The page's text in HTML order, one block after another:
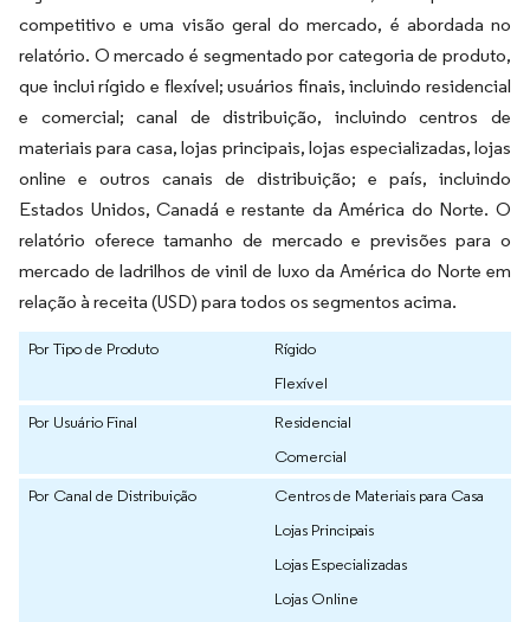
competitivo e uma visão geral do mercado, é abordada no
relatório. O mercado é segmentado por categoria de produto,
que inclui rígido e flexível; usuários finais, incluindo residencial
e comercial; canal de distribuição, incluindo centros de
materiais para casa, lojas principais, lojas especializadas, lojas
online e outros canais de distribuição; e país, incluindo
Estados Unidos, Canadá e restante da América do Norte. O
relatório oferece tamanho de mercado e previsões para o
mercado de ladrilhos de vinil de luxo da América do Norte em
relação à receita (USD) para todos os segmentos acima.
Por Tipo de Produto
Rígido
Flexível
Por Usuário Final
Residencial
Comercial
Por Canal de Distribuição
Centros de Materiais para Casa
Lojas Principais
Lojas Especializadas
Lojas Online